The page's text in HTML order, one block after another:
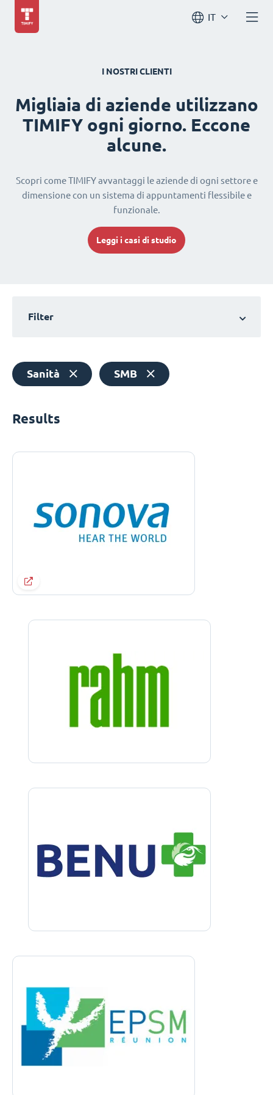
IT
I NOSTRI CLIENTI
Migliaia di aziende utilizzano
TIMIFY ogni giorno. Eccone
alcune.
Scopri come TIMIFY avvantaggi le aziende di ogni settore e
dimensione con un sistema di appuntamenti flessibile e
funzionale.
Leggi i casi di studio
Filter
Sanità SMB
Results